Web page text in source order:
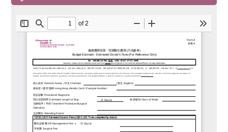
服务费用预算 - 预算费用表格 (只供参考)